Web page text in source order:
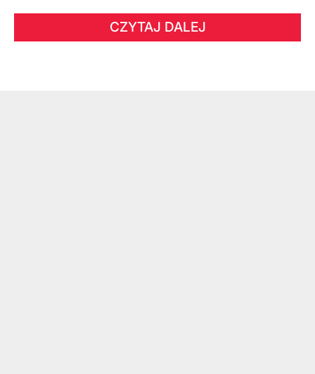
CZYTAJ DALEJ